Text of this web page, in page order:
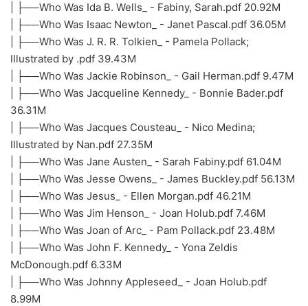
| ├──Who Was Ida B. Wells_ - Fabiny, Sarah.pdf 20.92M
| ├──Who Was Isaac Newton_ - Janet Pascal.pdf 36.05M
| ├──Who Was J. R. R. Tolkien_ - Pamela Pollack;
Illustrated by .pdf 39.43M
| ├──Who Was Jackie Robinson_ - Gail Herman.pdf 9.47M
| ├──Who Was Jacqueline Kennedy_ - Bonnie Bader.pdf
36.31M
| ├──Who Was Jacques Cousteau_ - Nico Medina;
Illustrated by Nan.pdf 27.35M
| ├──Who Was Jane Austen_ - Sarah Fabiny.pdf 61.04M
| ├──Who Was Jesse Owens_ - James Buckley.pdf 56.13M
| ├──Who Was Jesus_ - Ellen Morgan.pdf 46.21M
| ├──Who Was Jim Henson_ - Joan Holub.pdf 7.46M
| ├──Who Was Joan of Arc_ - Pam Pollack.pdf 23.48M
| ├──Who Was John F. Kennedy_ - Yona Zeldis
McDonough.pdf 6.33M
| ├──Who Was Johnny Appleseed_ - Joan Holub.pdf
8.99M